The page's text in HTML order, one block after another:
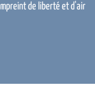
de liberté et d'air